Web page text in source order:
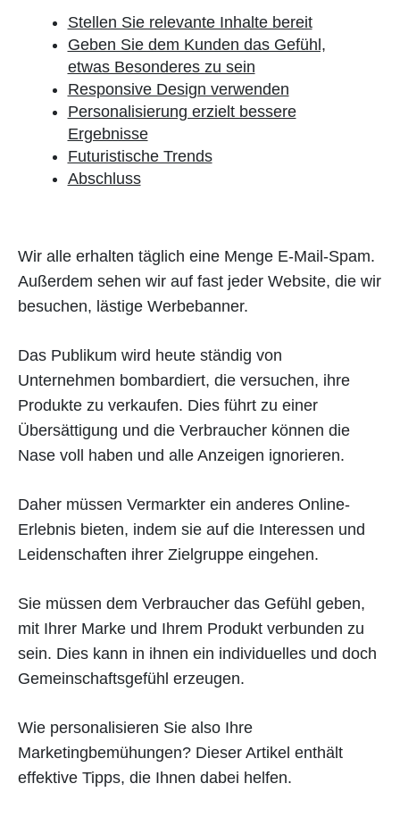
Stellen Sie relevante Inhalte bereit
Geben Sie dem Kunden das Gefühl,
etwas Besonderes zu sein
Responsive Design verwenden
Personalisierung erzielt bessere
Ergebnisse
Futuristische Trends
Abschluss
Wir alle erhalten täglich eine Menge E-Mail-Spam.
Außerdem sehen wir auf fast jeder Website, die wir
besuchen, lästige Werbebanner.
Das Publikum wird heute ständig von
Unternehmen bombardiert, die versuchen, ihre
Produkte zu verkaufen. Dies führt zu einer
Übersättigung und die Verbraucher können die
Nase voll haben und alle Anzeigen ignorieren.
Daher müssen Vermarkter ein anderes Online-
Erlebnis bieten, indem sie auf die Interessen und
Leidenschaften ihrer Zielgruppe eingehen.
Sie müssen dem Verbraucher das Gefühl geben,
mit Ihrer Marke und Ihrem Produkt verbunden zu
sein. Dies kann in ihnen ein individuelles und doch
Gemeinschaftsgefühl erzeugen.
Wie personalisieren Sie also Ihre
Marketingbemühungen? Dieser Artikel enthält
effektive Tipps, die Ihnen dabei helfen.